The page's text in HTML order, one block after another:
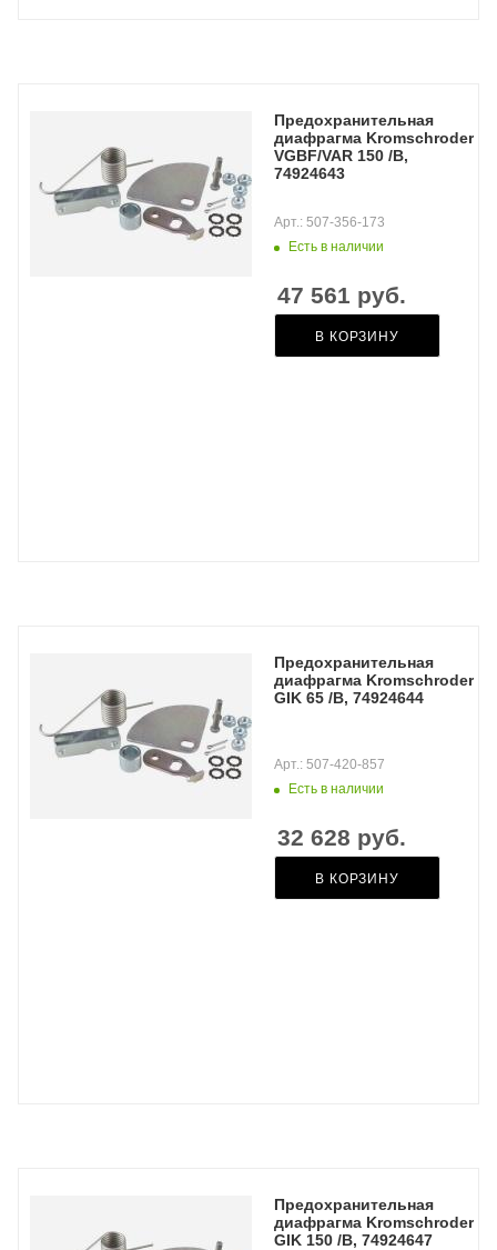
Предохранительная
диафрагма Kromschroder
VGBF/VAR 150 /B,
74924643
Есть в наличии
Арт.: 507-356-173
47 561 руб.
В КОРЗИНУ
Предохранительная
диафрагма Kromschroder
GIK 65 /B, 74924644
Есть в наличии
Арт.: 507-420-857
32 628 руб.
В КОРЗИНУ
Предохранительная
диафрагма Kromschroder
GIK 150 /B, 74924647